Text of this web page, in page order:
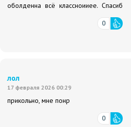
оболденна всё классноииее. Спасиб
0
лол
17 февраля 2026 00:29
прикольно, мне понр
0